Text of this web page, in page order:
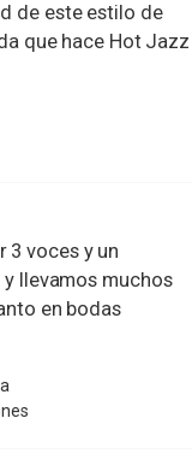
de este estilo de
que hace Hot Jazz
3 voces y un
llevamos muchos
en bodas